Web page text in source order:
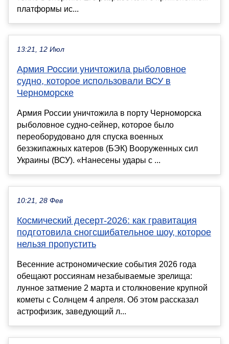
платформы ис...
13:21, 12 Июл
Армия России уничтожила рыболовное
судно, которое использовали ВСУ в
Черноморске
Армия России уничтожила в порту Черноморска
рыболовное судно-сейнер, которое было
переоборудовано для спуска военных
безэкипажных катеров (БЭК) Вооруженных сил
Украины (ВСУ). «Нанесены удары с ...
10:21, 28 Фев
Космический десерт-2026: как гравитация
подготовила сногсшибательное шоу, которое
нельзя пропустить
Весенние астрономические события 2026 года
обещают россиянам незабываемые зрелища:
лунное затмение 2 марта и столкновение крупной
кометы с Солнцем 4 апреля. Об этом рассказал
астрофизик, заведующий л...